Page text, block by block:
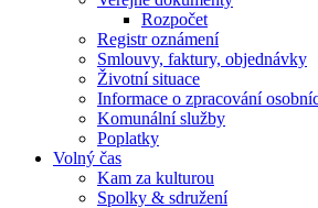
Rozpočet
Registr oznámení
Smlouvy, faktury, objednávky
Životní situace
Informace o zpracování
Komunální služby
Poplatky
Volný čas
Kam za kulturou
Spolky & sdružení